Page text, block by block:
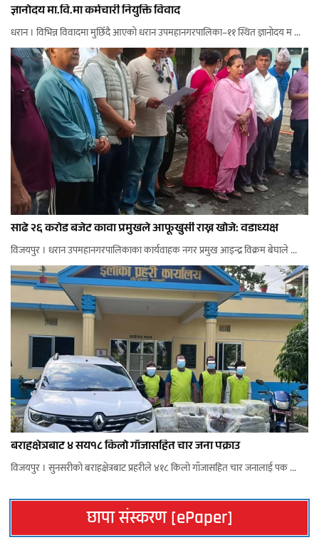
ज्ञानोदय मा.वि.मा कर्मचारी नियुक्ति विवाद
धरान । विभिन्न विवादमा मुछिँदै आएको धरान उपमहानगरपालिका–११ स्थित ज्ञानोदय म ...
साढे २६ करोड बजेट कावा प्रमुखले आफूखुसी राख्न खोजे: वडाध्यक्ष
विजयपुर । धरान उपमहानगरपालिकाका कार्यवाहक नगर प्रमुख आइन्द्र विक्रम बेघाले ...
बराहक्षेत्रबाट ४ सय१८ किलो गाँजासहित चार जना पक्राउ
विजयपुर । सुनसरीको बराहक्षेत्रबाट प्रहरीले ४१८ किलो गाँजासहित चार जनालाई पक ...
छापा संस्करण [ePaper]